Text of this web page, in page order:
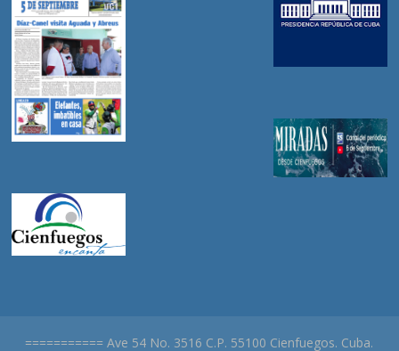
=========== Ave 54 No. 3516 C.P. 55100 Cienfuegos. Cuba.